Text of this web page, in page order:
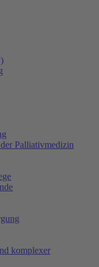
Palliativmedizin
komplexer